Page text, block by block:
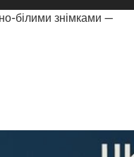
білими знімками —